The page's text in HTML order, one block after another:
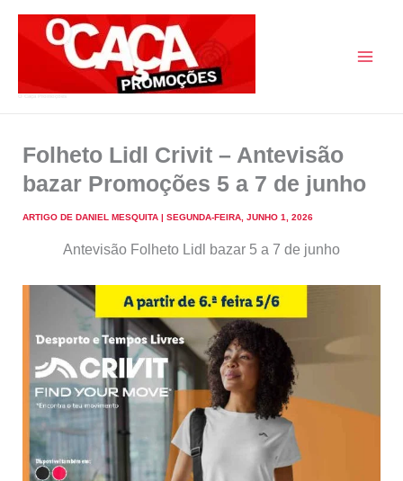
Folheto Lidl Crivit – Antevisão
bazar Promoções 5 a 7 de junho
ARTIGO DE DANIEL MESQUITA | SEGUNDA-FEIRA, JUNHO 1, 2026
Antevisão Folheto Lidl bazar 5 a 7 de junho